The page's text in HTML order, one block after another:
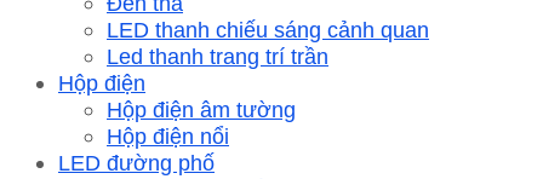
LED thanh chiếu sáng cảnh quan
Led thanh trang trí trần
Hộp điện
Hộp điện âm tường
Hộp điện nổi
LED đường phố